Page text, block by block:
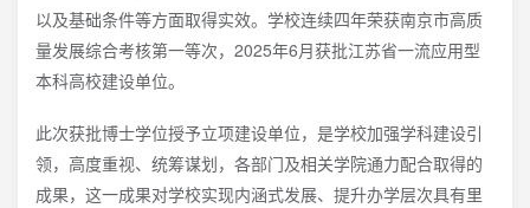
以及基础条件等方面取得实效。学校连续四年荣获南京市高质
量发展综合考核第一等次，2025年6月获批江苏省一流应用型
本科高校建设单位。
此次获批博士学位授予立项建设单位，是学校加强学科建设引
领，高度重视、统筹谋划，各部门及相关学院通力配合取得的
成果，这一成果对学校实现内涵式发展、提升办学层次具有里